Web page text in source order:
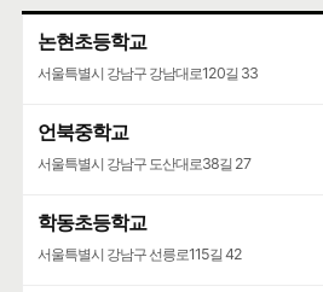
논현초등학교
서울특별시 강남구 강남대로120길 33
언북중학교
서울특별시 강남구 도산대로38길 27
학동초등학교
서울특별시 강남구 선릉로115길 42